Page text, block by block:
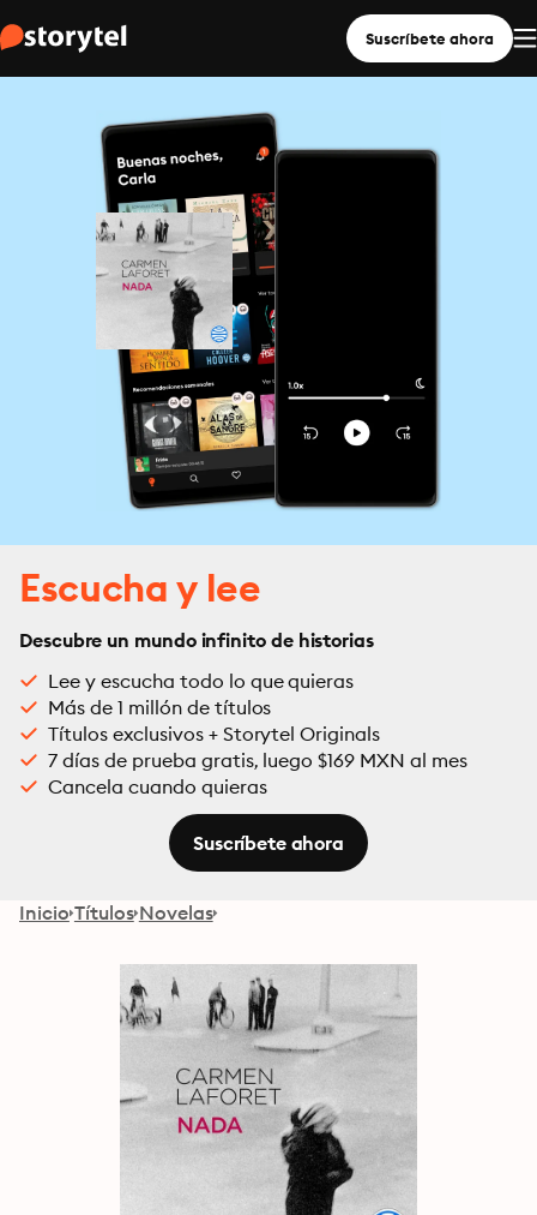
Suscríbete ahora
Escucha y lee
Descubre un mundo infinito de historias
Lee y escucha todo lo que quieras
Más de 1 millón de títulos
Títulos exclusivos + Storytel Originals
7 días de prueba gratis, luego $169 MXN al mes
Cancela cuando quieras
Suscríbete ahora
Inicio Títulos Novelas